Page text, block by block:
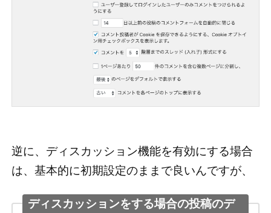
逆に、ディスカッション機能を有効にする場合
は、基本的に初期設定のままで良いんですが、
ディスカッションをする場合の投稿のデ